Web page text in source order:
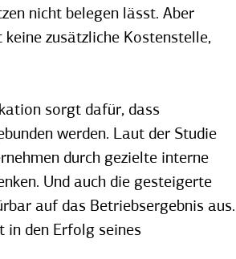
nicht belegen lässt. Aber
zusätzliche Kostenstelle,
sorgt dafür, dass
werden. Laut der Studie
durch gezielte interne
Und auch die gesteigerte
auf das Betriebsergebnis aus.
in den Erfolg seines